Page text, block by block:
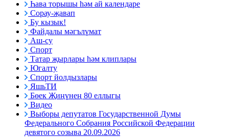
Һава торышы һәм ай календаре
Сорау-җавап
Бу кызык!
Файдалы мәгълүмат
Аш-су
Спорт
Татар җырлары һәм клиплары
Югалту
Спорт йолдызлары
ЯшьТИ
Бөек Җиңүнең 80 еллыгы
Видео
Выборы депутатов Государственной Думы
Федерального Собрания Российской Федерации
девятого созыва 20.09.2026